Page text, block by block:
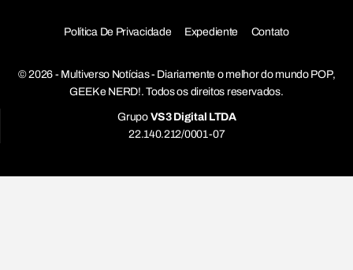
Política De Privacidade Expediente Contato
© 2026 - Multiverso Notícias - Diariamente o melhor do mundo POP,
GEEK e NERD!. Todos os direitos reservados.
Grupo VS3 Digital LTDA
22.140.212/0001-07